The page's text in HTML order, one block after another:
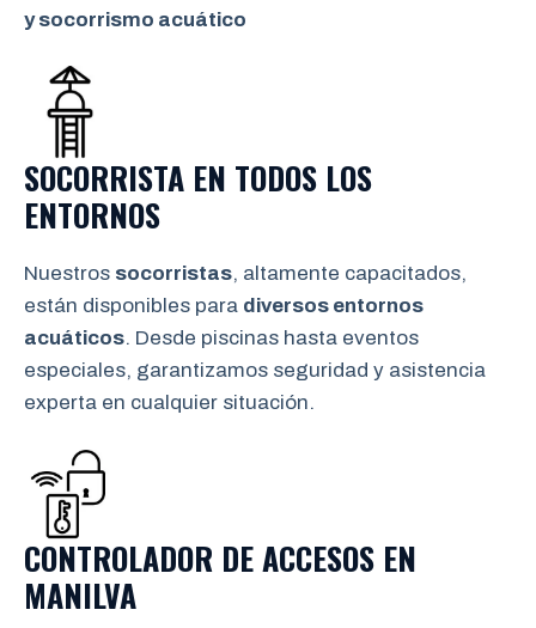
y socorrismo acuático
SOCORRISTA EN TODOS LOS
ENTORNOS
Nuestros socorristas, altamente capacitados,
están disponibles para diversos entornos
acuáticos. Desde piscinas hasta eventos
especiales, garantizamos seguridad y asistencia
experta en cualquier situación.
CONTROLADOR DE ACCESOS EN
MANILVA